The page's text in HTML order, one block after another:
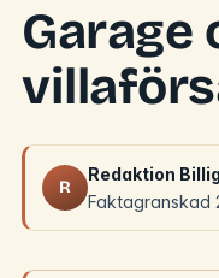
Garage
R
Redaktion
Faktagranskad